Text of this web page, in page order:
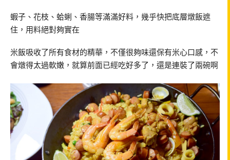
蝦子、花枝、蛤蜊、香腸等滿滿好料，幾乎快把底層燉飯遮
住，用料絕對夠實在
米飯吸收了所有食材的精華，不僅很夠味還保有米心口感，不
會燉得太過軟嫩，就算前面已經吃好多了，還是連裝了兩碗啊